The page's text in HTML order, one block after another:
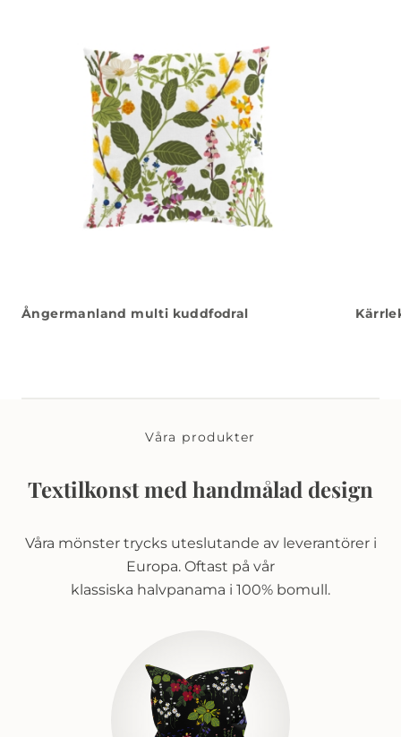
Ångermanland multi kuddfodral
Våra produkter
Textilkonst med handmålad design
Våra mönster trycks uteslutande av leverantörer i
Europa. Oftast på vår
klassiska halvpanama i 100% bomull.